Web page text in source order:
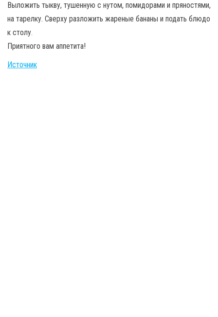
Выложить тыкву, тушенную с нутом, помидорами и пряностями,
на тарелку. Сверху разложить жареные бананы и подать блюдо
к столу.
Приятного вам аппетита!
Источник